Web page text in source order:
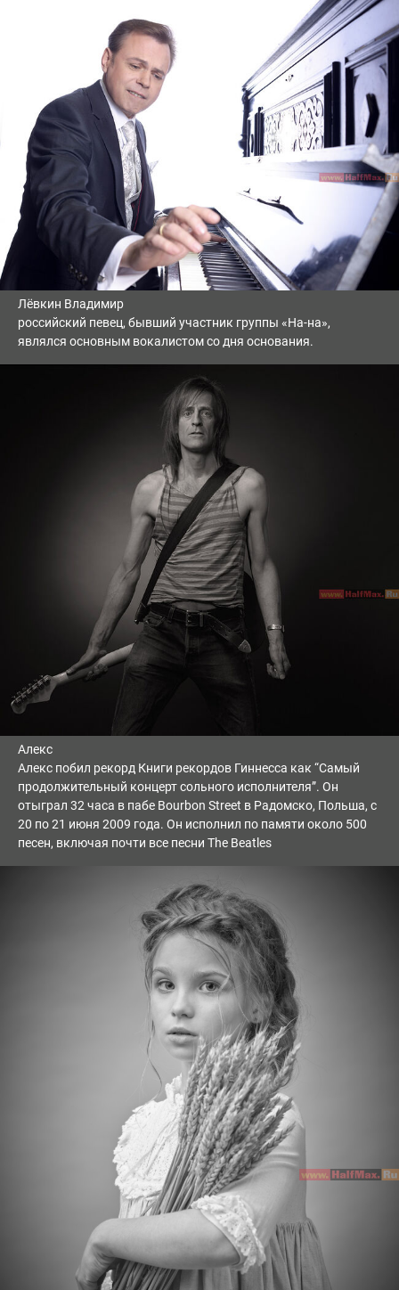
Лёвкин Владимир
российский певец, бывший участник группы «На-на»,
являлся основным вокалистом со дня основания.
Алекс
Алекс побил рекорд Книги рекордов Гиннесса как “Самый
продолжительный концерт сольного исполнителя”. Он
отыграл 32 часа в пабе Bourbon Street в Радомско, Польша, с
20 по 21 июня 2009 года. Он исполнил по памяти около 500
песен, включая почти все песни The Beatles